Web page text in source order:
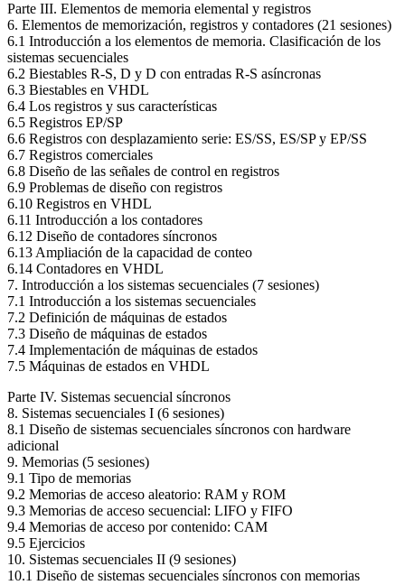
Parte III. Elementos de memoria elemental y registros
6. Elementos de memorización, registros y contadores (21 sesiones)
6.1 Introducción a los elementos de memoria. Clasificación de los
sistemas secuenciales
6.2 Biestables R-S, D y D con entradas R-S asíncronas
6.3 Biestables en VHDL
6.4 Los registros y sus características
6.5 Registros EP/SP
6.6 Registros con desplazamiento serie: ES/SS, ES/SP y EP/SS
6.7 Registros comerciales
6.8 Diseño de las señales de control en registros
6.9 Problemas de diseño con registros
6.10 Registros en VHDL
6.11 Introducción a los contadores
6.12 Diseño de contadores síncronos
6.13 Ampliación de la capacidad de conteo
6.14 Contadores en VHDL
7. Introducción a los sistemas secuenciales (7 sesiones)
7.1 Introducción a los sistemas secuenciales
7.2 Definición de máquinas de estados
7.3 Diseño de máquinas de estados
7.4 Implementación de máquinas de estados
7.5 Máquinas de estados en VHDL
Parte IV. Sistemas secuencial síncronos
8. Sistemas secuenciales I (6 sesiones)
8.1 Diseño de sistemas secuenciales síncronos con hardware
adicional
9. Memorias (5 sesiones)
9.1 Tipo de memorias
9.2 Memorias de acceso aleatorio: RAM y ROM
9.3 Memorias de acceso secuencial: LIFO y FIFO
9.4 Memorias de acceso por contenido: CAM
9.5 Ejercicios
10. Sistemas secuenciales II (9 sesiones)
10.1 Diseño de sistemas secuenciales síncronos con memorias